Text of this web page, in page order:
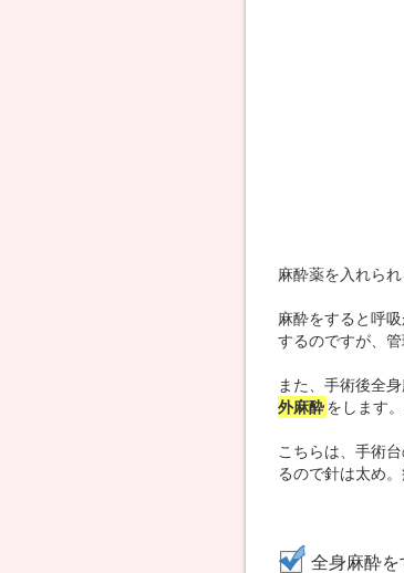
麻酔薬を入れら
麻酔をすると呼
するのですが、
また、手術後全
外麻酔をします
こちらは、手術
るので針は太め。
全身麻酔を